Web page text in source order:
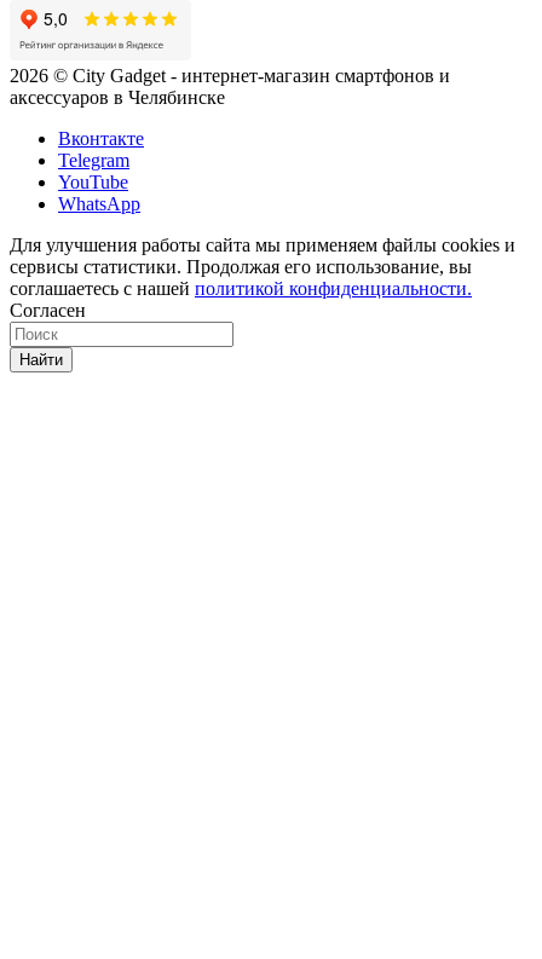
2026 © City Gadget - интернет-магазин смартфонов и
аксессуаров в Челябинске
Вконтакте
Telegram
YouTube
WhatsApp
Для улучшения работы сайта мы применяем файлы cookies и
сервисы статистики. Продолжая его использование, вы
соглашаетесь с нашей политикой конфиденциальности.
Согласен
Найти